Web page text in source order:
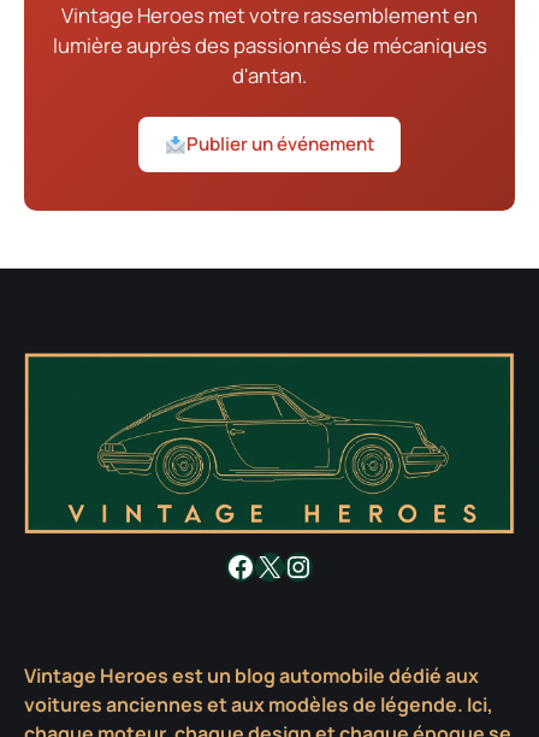
Vintage Heroes met votre rassemblement en
lumière auprès des passionnés de mécaniques
d'antan.
Publier un événement
Facebook
X Instagram
Vintage Heroes est un blog automobile dédié aux
voitures anciennes et aux modèles de légende. Ici,